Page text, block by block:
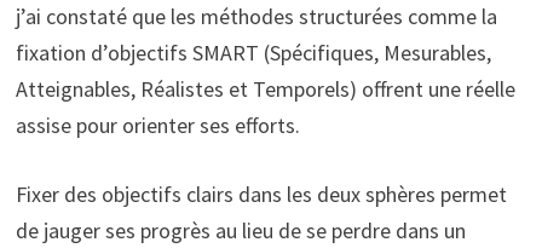
j’ai constaté que les méthodes structurées comme la
fixation d’objectifs SMART (Spécifiques, Mesurables,
Atteignables, Réalistes et Temporels) offrent une réelle
assise pour orienter ses efforts.
Fixer des objectifs clairs dans les deux sphères permet
de jauger ses progrès au lieu de se perdre dans un